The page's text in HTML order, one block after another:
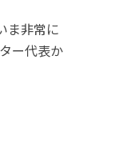
ま非常に
ー代表か